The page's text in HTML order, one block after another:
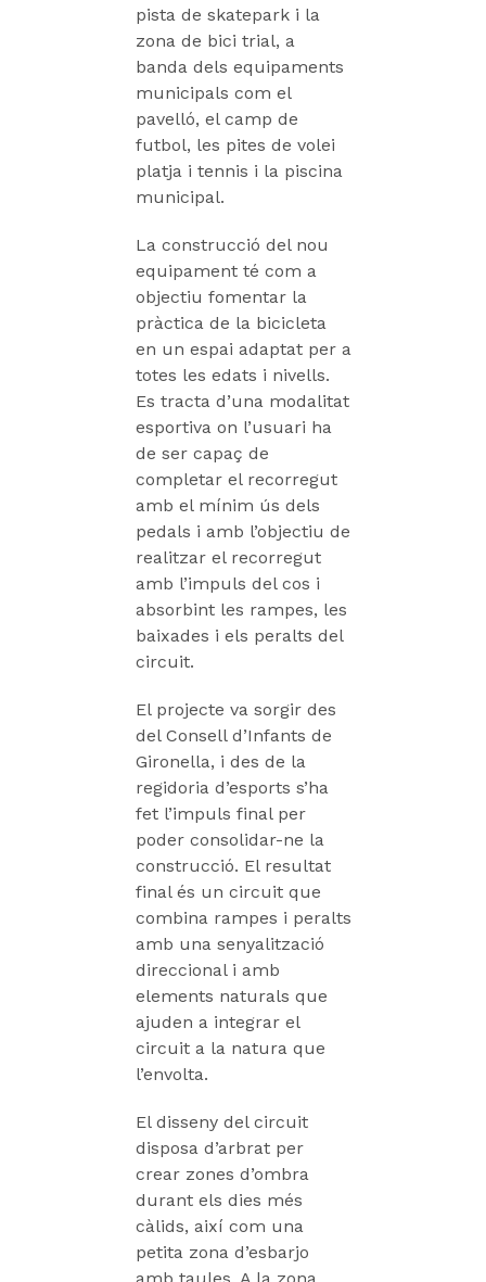
pista de skatepark i la
zona de bici trial, a
banda dels equipaments
municipals com el
pavelló, el camp de
futbol, les pites de volei
platja i tennis i la piscina
municipal.
La construcció del nou
equipament té com a
objectiu fomentar la
pràctica de la bicicleta
en un espai adaptat per a
totes les edats i nivells.
Es tracta d’una modalitat
esportiva on l’usuari ha
de ser capaç de
completar el recorregut
amb el mínim ús dels
pedals i amb l’objectiu de
realitzar el recorregut
amb l’impuls del cos i
absorbint les rampes, les
baixades i els peralts del
circuit.
El projecte va sorgir des
del Consell d’Infants de
Gironella, i des de la
regidoria d’esports s’ha
fet l’impuls final per
poder consolidar-ne la
construcció. El resultat
final és un circuit que
combina rampes i peralts
amb una senyalització
direccional i amb
elements naturals que
ajuden a integrar el
circuit a la natura que
l’envolta.
El disseny del circuit
disposa d’arbrat per
crear zones d’ombra
durant els dies més
càlids, així com una
petita zona d’esbarjo